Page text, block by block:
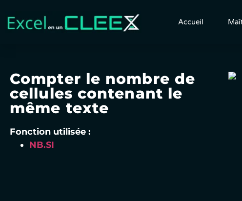
Accueil
Compter le nombre de
cellules contenant le
même texte
Fonction utilisée :
NB.SI